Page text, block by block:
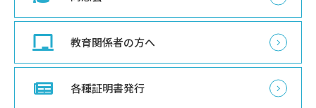
教育関係者の方へ
各種証明書発行